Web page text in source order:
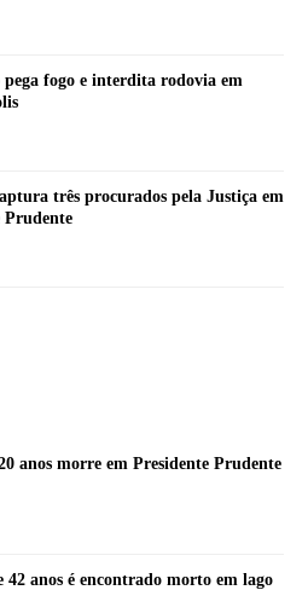
fogo e interdita rodovia em
três procurados pela Justiça em
Prudente
anos morre em Presidente Prudente
42 anos é encontrado morto em lago